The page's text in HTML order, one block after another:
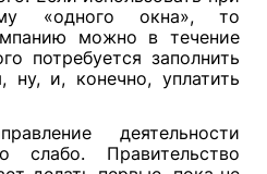
«одного окна», то
можно в течение
потребуется заполнить
ну, и, конечно, уплатить
деятельности
слабо. Правительство